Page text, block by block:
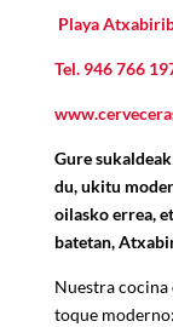
Playa
Tel. 946 766
Gure
du, ukitu
oilasko errea,
batetan,
Nuestra
toque